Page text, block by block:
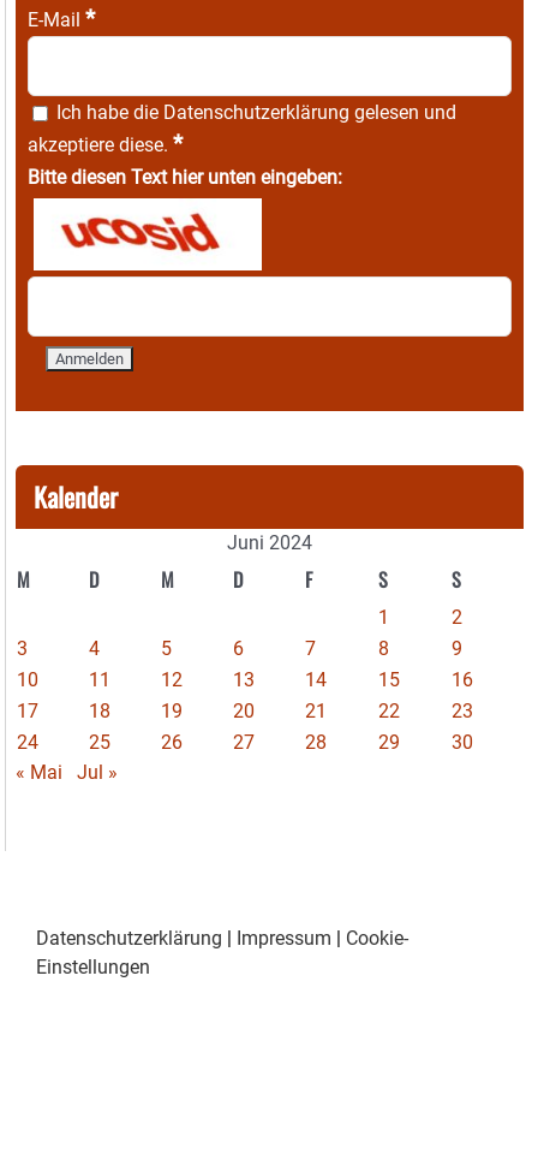
E-Mail *
Ich habe die Datenschutzerklärung gelesen und
akzeptiere diese. *
Bitte diesen Text hier unten eingeben:
Kalender
Juni 2024
M D M D F S S
1
2
3
4 5 6 7 8
9
10
11 12 13 14 15
16
17
18 19 20 21 22
23
24
25 26 27 28 29
30
« Mai
Jul »
Datenschutzerklärung | Impressum | Cookie-
Einstellungen